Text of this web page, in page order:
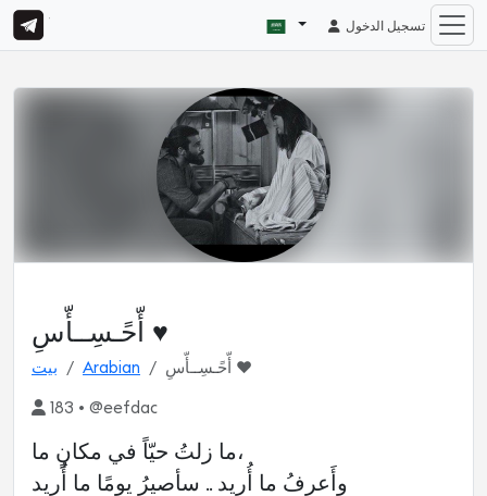
تسجيل الدخول
أّحًـسِــأّسِ ♥
بيت Arabian أّحًـسِــأّسِ ♥
183 • @eefdac
ما زلتُ حيّاً في مكانٍ ما،
وأَعرفُ ما أُريد .. سأصيرُ يومًا ما أُريد